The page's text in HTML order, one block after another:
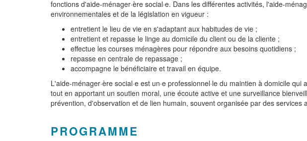
fonctions d'aide-ménager·ère social·e. Dans les différentes activités, l'aide-
environnementales et de la législation en vigueur :
entretient le lieu de vie en s'adaptant aux habitudes de vie ;
entretient et repasse le linge au domicile du client ou de la cliente ;
effectue les courses ménagères pour répondre aux besoins quotidiens ;
repasse en centrale de repassage ;
accompagne le bénéficiaire et travail en équipe.
L'aide-ménager·ère social·e est un·e professionnel·le du maintien à domicile
tout en apportant un soutien moral, une écoute active et une surveillance
prévention, d'observation et de lien humain, souvent organisée par des services
PROGRAMME